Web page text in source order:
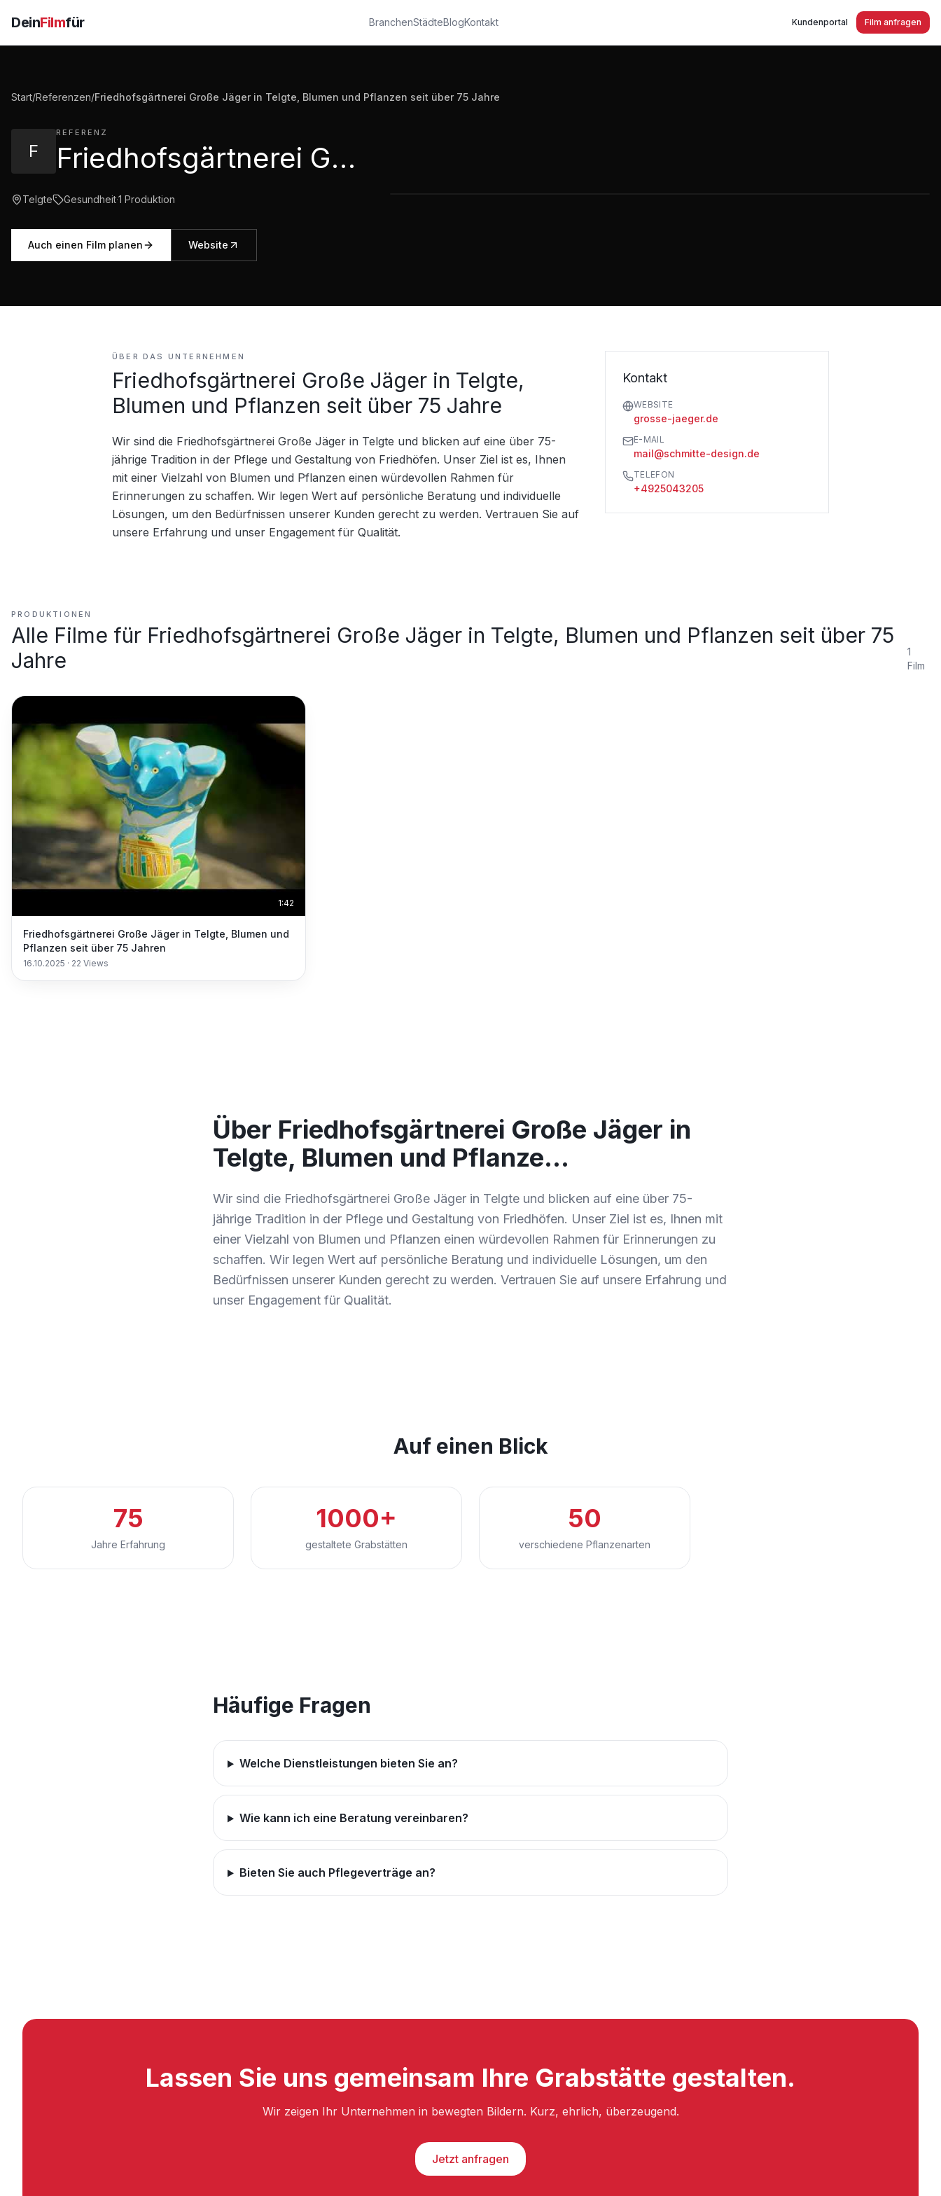
DeinFilmfür BranchenStädteBlogKontakt Kundenportal Film anfragen
Start/Referenzen/Friedhofsgärtnerei Große Jäger in Telgte, Blumen und Pflanzen seit über 75 Jahre
F
REFERENZ
Friedhofsgärtnerei Große Jäger in Telgte, Blumen und Pflanzen seit über 75 Jahre
Telgte Gesundheit·1 Produktion
Auch einen Film planen Website
ÜBER DAS UNTERNEHMEN
Friedhofsgärtnerei Große Jäger in Telgte,
Blumen und Pflanzen seit über 75 Jahre
Wir sind die Friedhofsgärtnerei Große Jäger in Telgte und blicken auf eine über 75-
jährige Tradition in der Pflege und Gestaltung von Friedhöfen. Unser Ziel ist es, Ihnen
mit einer Vielzahl von Blumen und Pflanzen einen würdevollen Rahmen für
Erinnerungen zu schaffen. Wir legen Wert auf persönliche Beratung und individuelle
Lösungen, um den Bedürfnissen unserer Kunden gerecht zu werden. Vertrauen Sie auf
unsere Erfahrung und unser Engagement für Qualität.
Kontakt
WEBSITE
grosse-jaeger.de
E-MAIL
mail@schmitte-design.de
TELEFON
+4925043205
PRODUKTIONEN
Alle Filme für Friedhofsgärtnerei Große Jäger in Telgte, Blumen und Pflanzen seit über 75
Jahre
1
Film
1:42
Friedhofsgärtnerei Große Jäger in Telgte, Blumen und
Pflanzen seit über 75 Jahren
16.10.2025 · 22 Views
Über Friedhofsgärtnerei Große Jäger in
Telgte, Blumen und Pflanze…
Wir sind die Friedhofsgärtnerei Große Jäger in Telgte und blicken auf eine über 75-
jährige Tradition in der Pflege und Gestaltung von Friedhöfen. Unser Ziel ist es, Ihnen mit
einer Vielzahl von Blumen und Pflanzen einen würdevollen Rahmen für Erinnerungen zu
schaffen. Wir legen Wert auf persönliche Beratung und individuelle Lösungen, um den
Bedürfnissen unserer Kunden gerecht zu werden. Vertrauen Sie auf unsere Erfahrung und
unser Engagement für Qualität.
Auf einen Blick
75
Jahre Erfahrung
1000+
gestaltete Grabstätten
50
verschiedene Pflanzenarten
Häufige Fragen
Welche Dienstleistungen bieten Sie an?
Wie kann ich eine Beratung vereinbaren?
Bieten Sie auch Pflegeverträge an?
Lassen Sie uns gemeinsam Ihre Grabstätte gestalten.
Wir zeigen Ihr Unternehmen in bewegten Bildern. Kurz, ehrlich, überzeugend.
Jetzt anfragen